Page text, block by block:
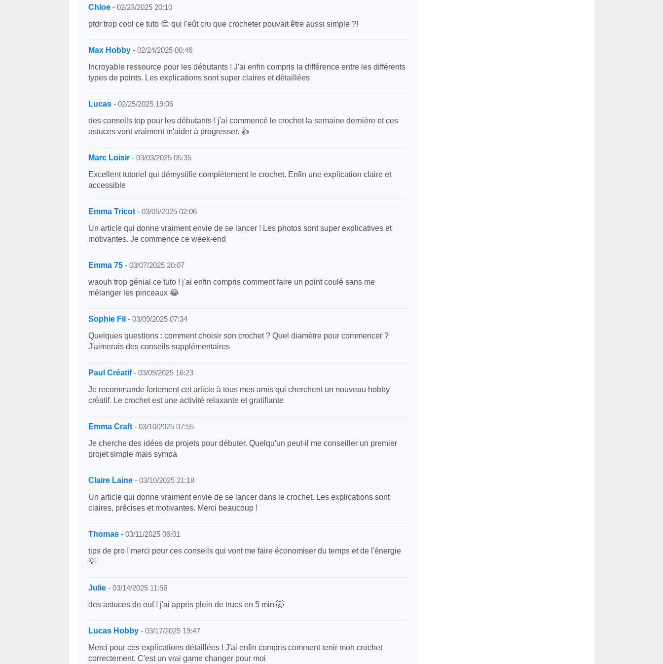
Chloe- 02/23/2025 20:10
ptdr trop cool ce tuto 😍 qui l'eût cru que crocheter pouvait être aussi simple ?!
Max Hobby- 02/24/2025 00:46
Incroyable ressource pour les débutants ! J'ai enfin compris la différence entre les différents
types de points. Les explications sont super claires et détaillées
Lucas- 02/25/2025 19:06
des conseils top pour les débutants ! j'ai commencé le crochet la semaine dernière et ces
astuces vont vraiment m'aider à progresser. 👍
Marc Loisir- 03/03/2025 05:35
Excellent tutoriel qui démystifie complètement le crochet. Enfin une explication claire et
accessible
Emma Tricot- 03/05/2025 02:06
Un article qui donne vraiment envie de se lancer ! Les photos sont super explicatives et
motivantes. Je commence ce week-end
Emma 75- 03/07/2025 20:07
waouh trop génial ce tuto ! j'ai enfin compris comment faire un point coulé sans me
mélanger les pinceaux 😂
Sophie Fil - 03/09/2025 07:34
Quelques questions : comment choisir son crochet ? Quel diamètre pour commencer ?
J'aimerais des conseils supplémentaires
Paul Créatif- 03/09/2025 16:23
Je recommande fortement cet article à tous mes amis qui cherchent un nouveau hobby
créatif. Le crochet est une activité relaxante et gratifiante
Emma Craft- 03/10/2025 07:55
Je cherche des idées de projets pour débuter. Quelqu'un peut-il me conseiller un premier
projet simple mais sympa
Claire Laine- 03/10/2025 21:18
Un article qui donne vraiment envie de se lancer dans le crochet. Les explications sont
claires, précises et motivantes. Merci beaucoup !
Thomas- 03/11/2025 06:01
tips de pro ! merci pour ces conseils qui vont me faire économiser du temps et de l'énergie
💡
Julie- 03/14/2025 11:56
des astuces de ouf ! j'ai appris plein de trucs en 5 min 🤯
Lucas Hobby- 03/17/2025 19:47
Merci pour ces explications détaillées ! J'ai enfin compris comment tenir mon crochet
correctement. C'est un vrai game changer pour moi